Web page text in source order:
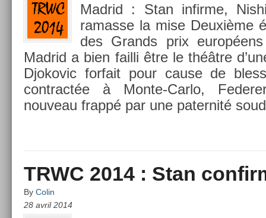
Mad­rid : Stan in­fir­me,
ramas­se la mise Deuxième
des Grands prix
Mad­rid a bien fail­li être le théâtre
Djokovic for­fait pour cause de
contra­ctée à Monte-Carlo,
nouveau frappé par une pater­nité
TRWC 2014 : Stan
By Colin
28 avril 2014